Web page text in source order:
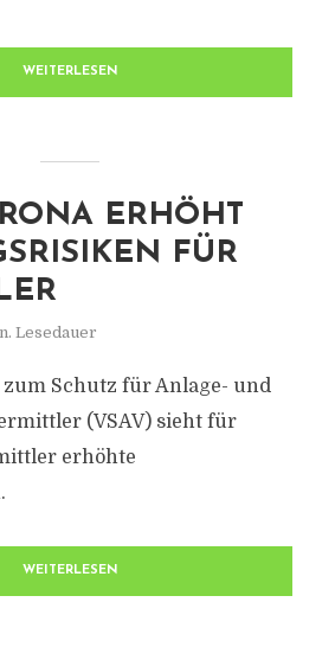
WEITERLESEN
ERHÖHT
FÜR
Lesedauer
Schutz für Anlage- und
(VSAV) sieht für
erhöhte
WEITERLESEN